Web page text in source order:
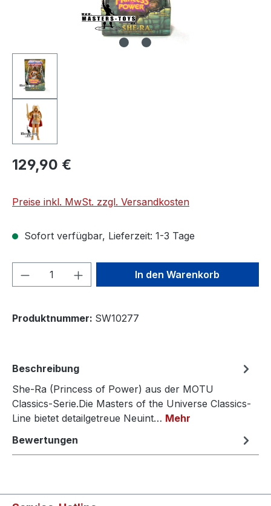
129,90 €
Preise inkl. MwSt. zzgl. Versandkosten
Sofort verfügbar, Lieferzeit: 1-3 Tage
Produkt Anzahl: Gib denIn den Warenkorb
Produktnummer: SW10277
Beschreibung
She-Ra (Princess of Power) aus der MOTU
Classics-Serie.Die Masters of the Universe Classics-
Line bietet detailgetreue Neuint… Mehr
Bewertungen